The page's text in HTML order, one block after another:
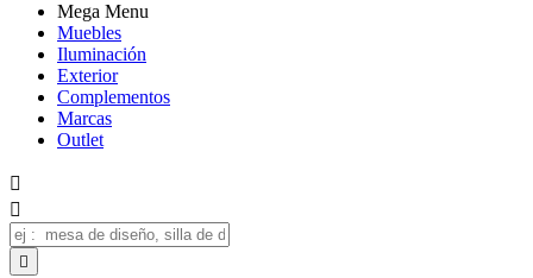
Mega Menu
Muebles
Iluminación
Exterior
Complementos
Marcas
Outlet


